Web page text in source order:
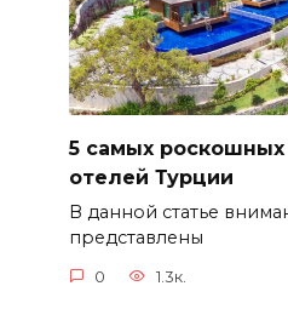
5 самых
отелей Турции
В данной статье
представлены
0 1.3к.